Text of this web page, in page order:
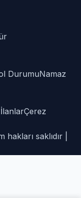
DurumuNamaz
Çerez
saklıdır |